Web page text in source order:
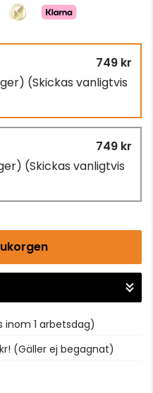
749 kr
(Skickas vanligtvis
749 kr
(Skickas vanligtvis
inom 1 arbetsdag)
(Gäller ej begagnat)